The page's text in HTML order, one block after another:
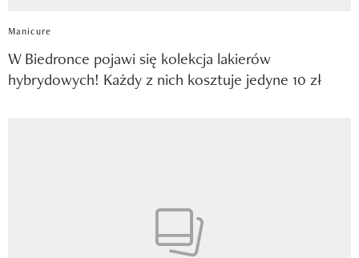
Manicure
W Biedronce pojawi się kolekcja lakierów
hybrydowych! Każdy z nich kosztuje jedyne 10 zł